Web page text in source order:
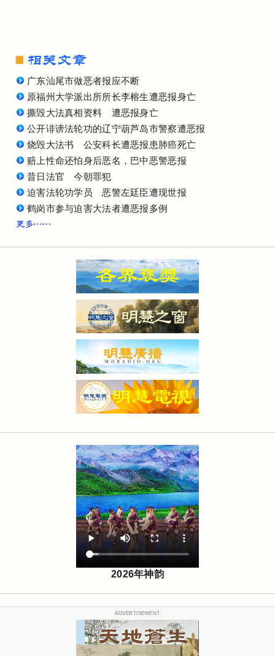
广东汕尾市做恶者报应不断
原福州大学派出所所长李榕生遭恶报身亡
撕毁大法真相资料 遭恶报身亡
公开诽谤法轮功的辽宁葫芦岛市警察遭恶报
烧毁大法书 公安科长遭恶报患肺癌死亡
赔上性命还怕身后恶名，巴中恶警恶报
昔日法官 今朝罪犯
迫害法轮功学员 恶警左廷臣遭现世报
鹤岗市参与迫害大法者遭恶报多例
2026年神韵
ADVERTISEMENT